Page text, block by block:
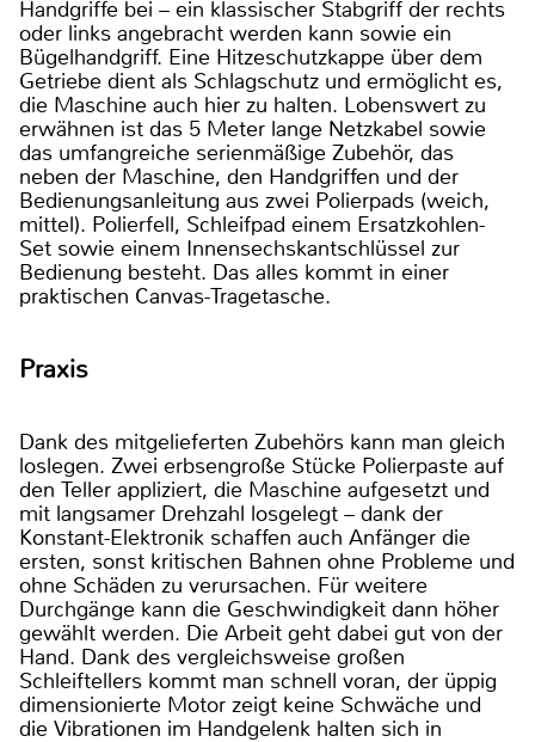
Handgriffe bei – ein klassischer Stabgriff der rechts
oder links angebracht werden kann sowie ein
Bügelhandgriff. Eine Hitzeschutzkappe über dem
Getriebe dient als Schlagschutz und ermöglicht es,
die Maschine auch hier zu halten. Lobenswert zu
erwähnen ist das 5 Meter lange Netzkabel sowie
das umfangreiche serienmäßige Zubehör, das
neben der Maschine, den Handgriffen und der
Bedienungsanleitung aus zwei Polierpads (weich,
mittel). Polierfell, Schleifpad einem Ersatzkohlen-
Set sowie einem Innensechskantschlüssel zur
Bedienung besteht. Das alles kommt in einer
praktischen Canvas-Tragetasche.
Praxis
Dank des mitgelieferten Zubehörs kann man gleich
loslegen. Zwei erbsengroße Stücke Polierpaste auf
den Teller appliziert, die Maschine aufgesetzt und
mit langsamer Drehzahl losgelegt – dank der
Konstant-Elektronik schaffen auch Anfänger die
ersten, sonst kritischen Bahnen ohne Probleme und
ohne Schäden zu verursachen. Für weitere
Durchgänge kann die Geschwindigkeit dann höher
gewählt werden. Die Arbeit geht dabei gut von der
Hand. Dank des vergleichsweise großen
Schleiftellers kommt man schnell voran, der üppig
dimensionierte Motor zeigt keine Schwäche und
die Vibrationen im Handgelenk halten sich in